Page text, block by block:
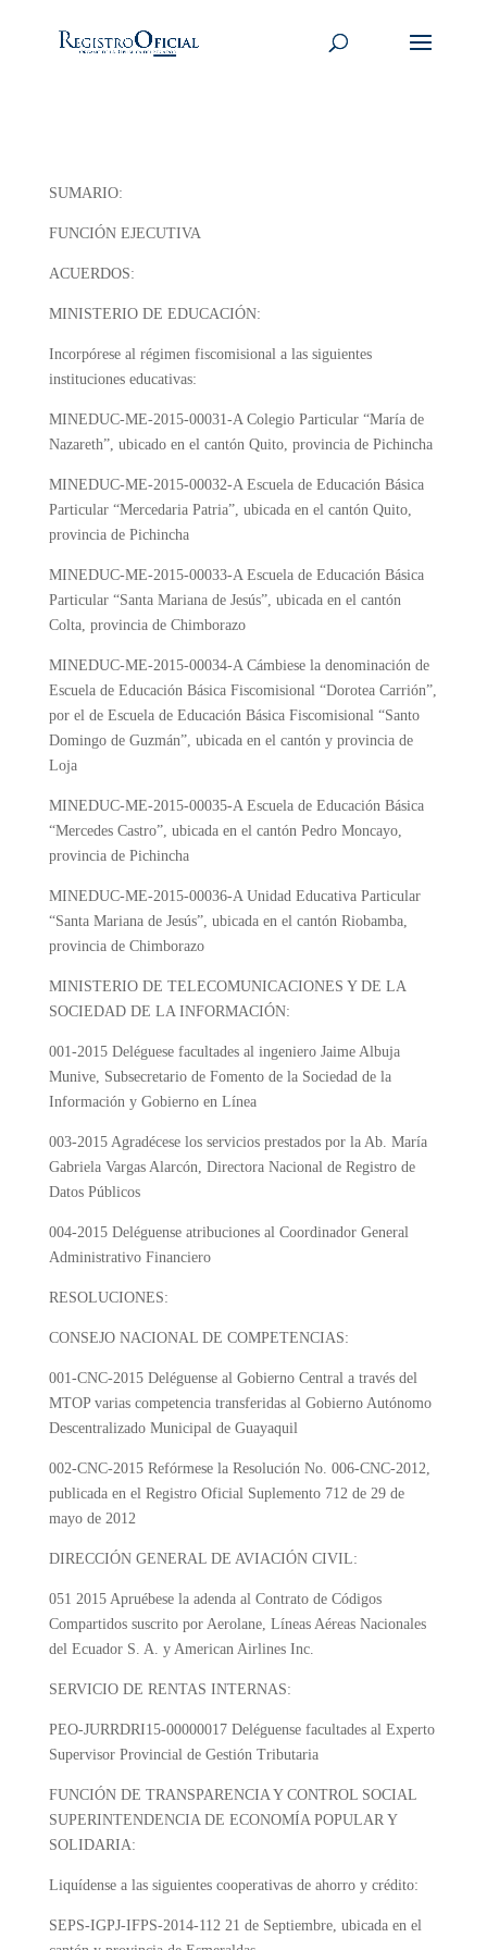
SUMARIO:
FUNCIÓN EJECUTIVA
ACUERDOS:
MINISTERIO DE EDUCACIÓN:
Incorpórese al régimen fiscomisional a las siguientes
instituciones educativas:
MINEDUC-ME-2015-00031-AColegio Particular “María de
Nazareth”, ubicado en el cantón Quito, provincia de Pichincha
MINEDUC-ME-2015-00032-A Escuela de Educación Básica
Particular “Mercedaria Patria”, ubicada en el cantón Quito,
provincia de Pichincha
MINEDUC-ME-2015-00033-AEscuela de Educación Básica
Particular “Santa Mariana de Jesús”, ubicada en el cantón
Colta, provincia de Chimborazo
MINEDUC-ME-2015-00034-A Cámbiese la denominación de
Escuela de Educación Básica Fiscomisional “Dorotea Carrión”,
por el de Escuela de Educación Básica Fiscomisional “Santo
Domingo de Guzmán”, ubicada en el cantón y provincia de
Loja
MINEDUC-ME-2015-00035-AEscuela de Educación Básica
“Mercedes Castro”, ubicada en el cantón Pedro Moncayo,
provincia de Pichincha
MINEDUC-ME-2015-00036-AUnidad Educativa Particular
“Santa Mariana de Jesús”, ubicada en el cantón Riobamba,
provincia de Chimborazo
MINISTERIO DE TELECOMUNICACIONES Y DE LA
SOCIEDAD DE LA INFORMACIÓN:
001-2015Deléguese facultades al ingeniero Jaime Albuja
Munive, Subsecretario de Fomento de la Sociedad de la
Información y Gobierno en Línea
003-2015 Agradécese los servicios prestados por la Ab. María
Gabriela Vargas Alarcón, Directora Nacional de Registro de
Datos Públicos
004-2015Deléguense atribuciones al Coordinador General
Administrativo Financiero
RESOLUCIONES:
CONSEJO NACIONAL DE COMPETENCIAS:
001-CNC-2015Deléguense al Gobierno Central a través del
MTOP varias competencia transferidas al Gobierno Autónomo
Descentralizado Municipal de Guayaquil
002-CNC-2015Refórmese la Resolución No. 006-CNC-2012,
publicada en el Registro Oficial Suplemento 712 de 29 de
mayo de 2012
DIRECCIÓN GENERAL DE AVIACIÓN CIVIL:
051 2015Apruébese la adenda al Contrato de Códigos
Compartidos suscrito por Aerolane, Líneas Aéreas Nacionales
del Ecuador S. A. y American Airlines Inc.
SERVICIO DE RENTAS INTERNAS:
PEO-JURRDRI15-00000017Deléguense facultades al Experto
Supervisor Provincial de Gestión Tributaria
FUNCIÓN DE TRANSPARENCIA Y CONTROL SOCIAL
SUPERINTENDENCIA DE ECONOMÍA POPULAR Y
SOLIDARIA:
Liquídense a las siguientes cooperativas de ahorro y crédito:
SEPS-IGPJ-IFPS-2014-112 21 de Septiembre, ubicada en el